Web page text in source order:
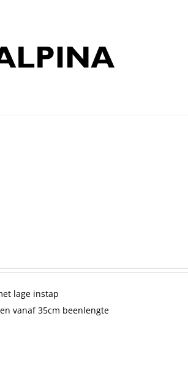
lage instap
vanaf 35cm beenlengte